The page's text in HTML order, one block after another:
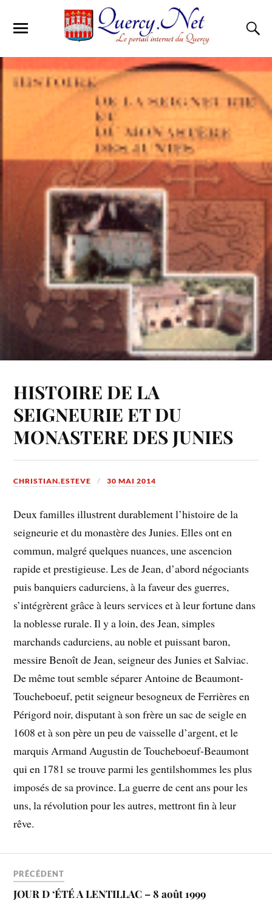
HISTOIRE DE LA
SEIGNEURIE ET DU
MONASTERE DES JUNIES
CHRISTIAN.ESTEVE 30 MAI 2014
Deux familles illustrent durablement l’histoire de la
seigneurie et du monastère des Junies. Elles ont en
commun, malgré quelques nuances, une ascencion
rapide et prestigieuse. Les de Jean, d’abord négociants
puis banquiers cadurciens, à la faveur des guerres,
s’intégrèrent grâce à leurs services et à leur fortune dans
la noblesse rurale. Il y a loin, des Jean, simples
marchands cadurciens, au noble et puissant baron,
messire Benoît de Jean, seigneur des Junies et Salviac.
De même tout semble séparer Antoine de Beaumont-
Toucheboeuf, petit seigneur besogneux de Ferrières en
Périgord noir, disputant à son frère un sac de seigle en
1608 et à son père un peu de vaisselle d’argent, et le
marquis Armand Augustin de Toucheboeuf-Beaumont
qui en 1781 se trouve parmi les gentilshommes les plus
imposés de sa province. La guerre de cent ans pour les
uns, la révolution pour les autres, mettront fin à leur
rêve.
PRÉCÉDENT
JOUR D ‘ÉTÉ A LENTILLAC – 8 août 1999